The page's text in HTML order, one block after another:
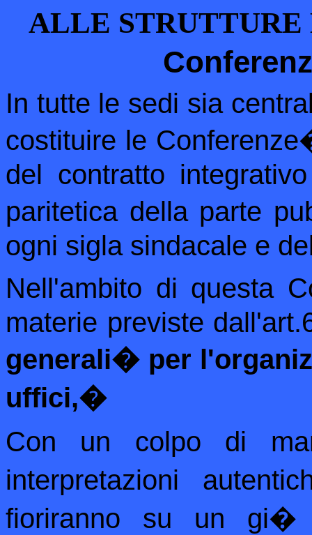
ALLE STRUTTURE
In tutte le sedi sia
costituire le Conferenze
del contratto
paritetica della parte
ogni sigla sindacale e
Nell'ambito di questa
materie previste
generali� per
uffici,�
Con un colpo di
interpretazioni
fioriranno su un gi�